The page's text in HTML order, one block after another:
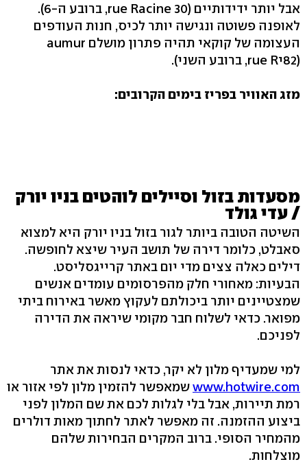
לאופנה פשוטה ונגישה יותר לכיס, חנות העודפים
העצומה של קוקאי תהיה פתרון מושלם ‭aumur
82)‬י‭,rue R‬ ברובע השני‭.( ‬
מזג האוויר בפריז בימים הקרובים:
מסעדות בזול וסיילים לוהטים בניו יורק
/ עדי גולד
השיטה הטובה ביותר לגור בזול בניו יורק היא למצוא
סאבלט, כלומר דירה של תושב העיר שיצא לחופשה.
דילים כאלה צצים מדי יום באתר קרייגסליסט.
הבעיות: מאחורי חלק מהפרסומים עומדים אנשים
שמצטיינים יותר ביכולתם לעקוץ מאשר באירוח ביתי
מפואר. כדאי לשלוח חבר מקומי שיראה את הדירה
לפניכם.
למי שמעדיף מלון לא יקר, כדאי לנסות את אתר
www.hotwire.comשמאפשר להזמין מלון לפי אזור או
רמת תיירות, אבל בלי לגלות לכם את שם המלון לפני
ביצוע ההזמנה. זה מאפשר לאתר לחתוך מאות דולרים
מהמחיר הסופי. ברוב המקרים הבחירות שלהם
מוצלחות.